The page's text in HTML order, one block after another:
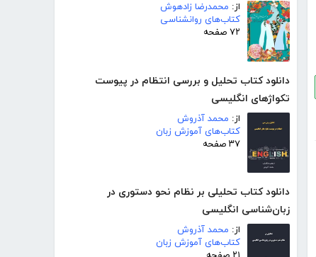
از: محمدرضا زادهوش
کتاب‌های روانشناسی
۷۲ صفحه
دانلود کتاب تحلیل و بررسی انتظام در پیوست
تکواژهای انگلیسی
از: محمد آذروش
کتاب‌های آموزش زبان
۳۷ صفحه
دانلود کتاب تحلیلی بر نظام نحو دستوری در
زبان‌شناسی انگلیسی
از: محمد آذروش
کتاب‌های آموزش زبان